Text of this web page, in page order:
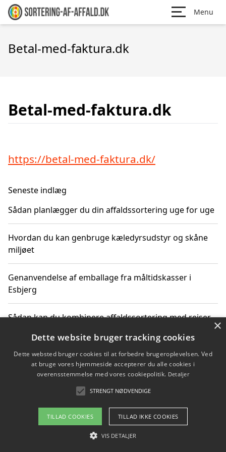
Menu
Betal-med-faktura.dk
Betal-med-faktura.dk
https://betal-med-faktura.dk/
Seneste indlæg
Sådan planlægger du din affaldssortering uge for uge
Hvordan du kan genbruge kæledyrsudstyr og skåne
miljøet
Genanvendelse af emballage fra måltidskasser i
Esbjerg
Sådan kan du kombinere affaldssortering med rejser
Hvordan affaldssortering kan bidrage til co2 reduktion
Om / kontakt
Blog Betingelser
×
Dette website bruger tracking cookies
Dette websted bruger cookies til at forbedre brugeroplevelsen. Ved
at bruge vores hjemmeside accepterer du alle cookies i
overensstemmelse med vores cookiepolitik. Detaljer
STRENGT NØDVENDIGE
TILLAD COOKIES TILLAD IKKE COOKIES
VIS DETALJER